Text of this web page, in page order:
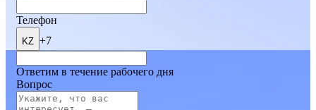
Телефон
KZ +7
Ответим в течение рабочего дня
Вопрос